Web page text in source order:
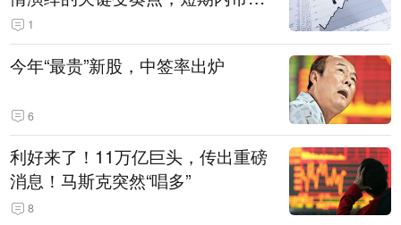
或继续反弹，关注三条业绩主线
1
今年“最贵”新股，中签率出炉
6
利好来了！11万亿巨头，传出重磅
消息！马斯克突然“唱多”
8